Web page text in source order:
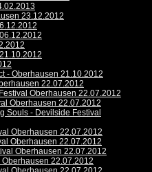
23.12.2012
- Oberhausen 21.10.2012
22.07.2012
Oberhausen 22.07.2012
Oberhausen 22.07.2012
Souls - Devilside Festival
Oberhausen 22.07.2012
Oberhausen 22.07.2012
Oberhausen 22.07.2012
22.07.2012